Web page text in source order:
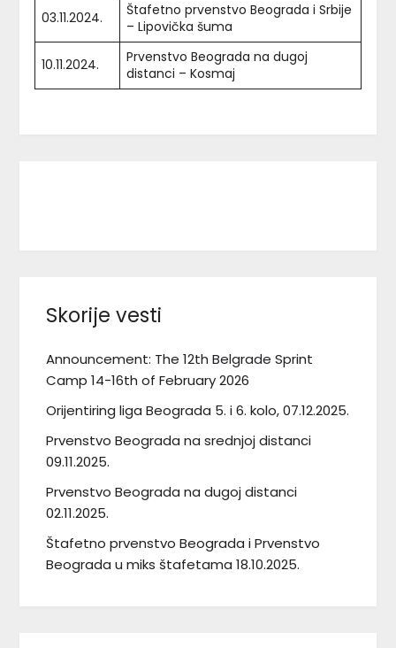
03.11.2024.
Štafetno prvenstvo Beograda i Srbije
– Lipovička šuma
10.11.2024.
Prvenstvo Beograda na dugoj
distanci – Kosmaj
Skorije vesti
Announcement: The 12th Belgrade Sprint
Camp 14-16th of February 2026
Orijentiring liga Beograda 5. i 6. kolo, 07.12.2025.
Prvenstvo Beograda na srednjoj distanci
09.11.2025.
Prvenstvo Beograda na dugoj distanci
02.11.2025.
Štafetno prvenstvo Beograda i Prvenstvo
Beograda u miks štafetama 18.10.2025.